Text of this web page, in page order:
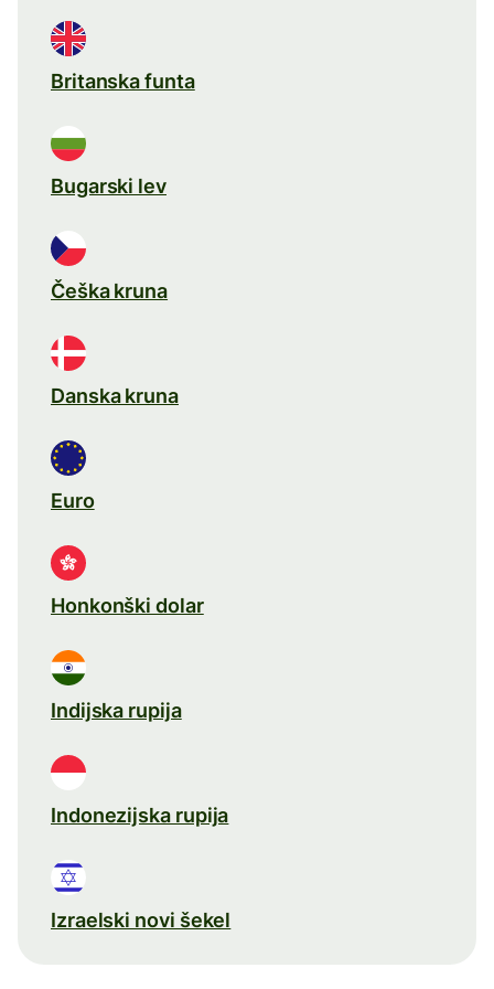
Britanska funta
Bugarski lev
Češka kruna
Danska kruna
Euro
Honkonški dolar
Indijska rupija
Indonezijska rupija
Izraelski novi šekel